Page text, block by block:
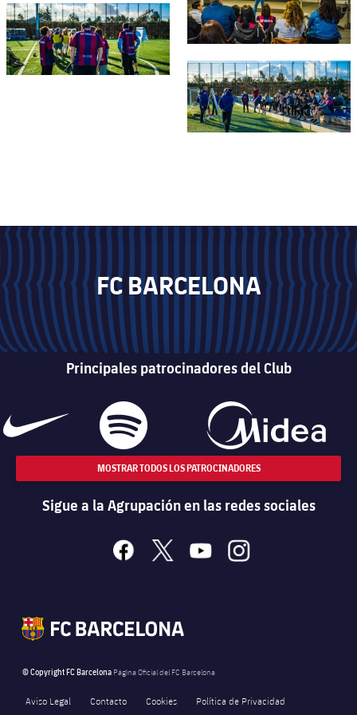
FC Barcelona club badge
FC Barcelona club badge
FC BARCELONA
Principales patrocinadores del Club
MOSTRAR TODOS LOS PATROCINADORES
Sigue a la Agrupación en las redes sociales
facebook
x youtubeinstagram
© Copyright FC Barcelona Página Oficial del FC Barcelona
Aviso Legal Contacto Cookies Política de Privacidad